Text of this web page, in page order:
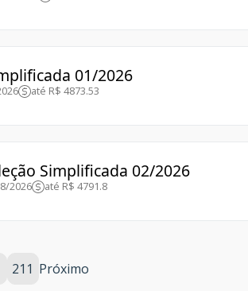
01/2026
até R$ 4873.53
Simplificada 02/2026
2026 até R$ 4791.8
211 Próximo